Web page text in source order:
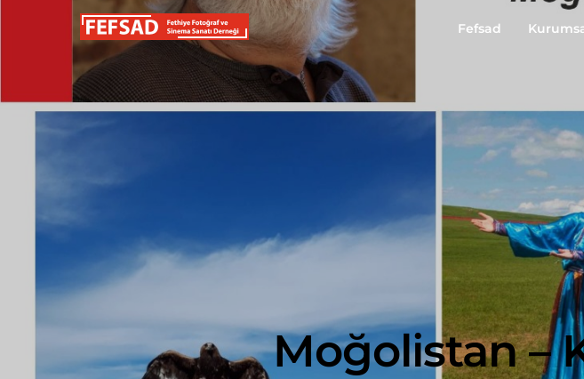
Fefsad
Moğolistan –